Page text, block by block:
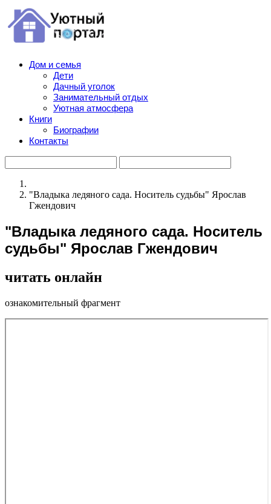
Дом и семья
Дети
Дачный уголок
Занимательный отдых
Уютная атмосфера
Книги
Биографии
Контакты
"Владыка ледяного сада. Носитель судьбы" Ярослав
Гжендович
"Владыка ледяного сада. Носитель
судьбы" Ярослав Гжендович
читать онлайн
ознакомительный фрагмент